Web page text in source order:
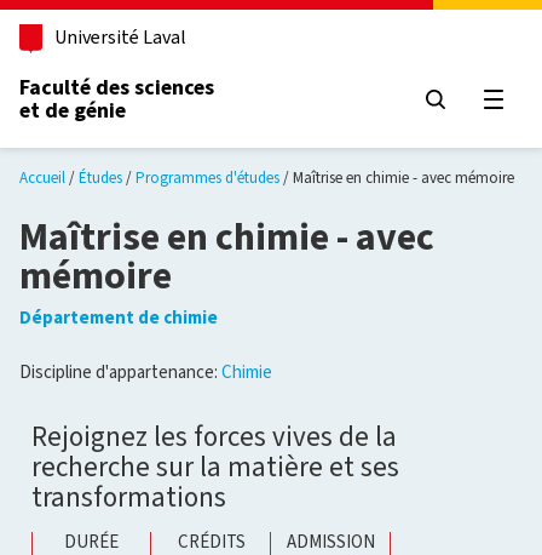
Aller au contenu principal
Université Laval
Faculté des sciences
et de génie
Accueil Études Programmes d'études Maîtrise en chimie - avec mémoire
Maîtrise en chimie - avec
mémoire
Département de chimie
Discipline d'appartenance: Chimie
Rejoignez les forces vives de la
recherche sur la matière et ses
transformations
DURÉE
CRÉDITS
ADMISSION